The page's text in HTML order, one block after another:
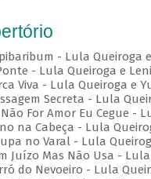
- Lula Queiroga
- Lula Queiroga e
Viva - Lula Queiroga e
Secreta - Lula
Não For Amor Eu Cegue -
na Cabeça - Lula
no Varal - Lula
Juízo Mas Não Usa -
do Nevoeiro - Lula